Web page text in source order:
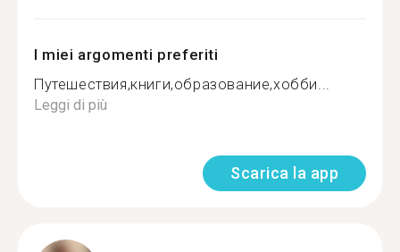
I miei argomenti preferiti
Путешествия,книги,образование,хобби...
Leggi di più
Scarica la app